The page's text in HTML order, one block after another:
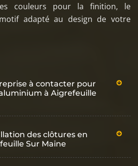
couleurs pour la finition, le
adapté au design de votre
à contacter pour
à Aigrefeuille
des clôtures en
Sur Maine